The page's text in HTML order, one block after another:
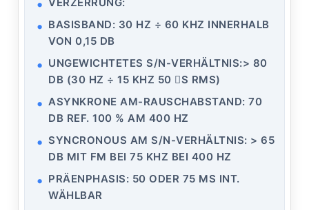
BASISBAND: 30 HZ ÷ 60 KHZ INNERHALB
VON 0,15 DB
UNGEWICHTETES S/N-VERHÄLTNIS:> 80
DB (30 HZ ÷ 15 KHZ 50 S RMS)
ASYNKRONE AM-RAUSCHABSTAND: 70
DB REF. 100 % AM 400 HZ
SYNCRONOUS AM S/N-VERHÄLTNIS: > 65
DB MIT FM BEI 75 KHZ BEI 400 HZ
PRÄENPHASIS: 50 ODER 75 ΜS INT.
WÄHLBAR